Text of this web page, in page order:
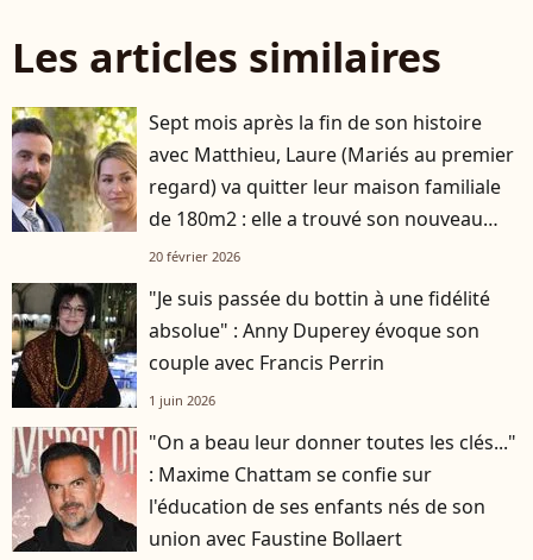
Les articles similaires
Sept mois après la fin de son histoire
avec Matthieu, Laure (Mariés au premier
regard) va quitter leur maison familiale
de 180m2 : elle a trouvé son nouveau
logement
20 février 2026
"Je suis passée du bottin à une fidélité
absolue" : Anny Duperey évoque son
couple avec Francis Perrin
1 juin 2026
"On a beau leur donner toutes les clés..."
: Maxime Chattam se confie sur
l'éducation de ses enfants nés de son
union avec Faustine Bollaert